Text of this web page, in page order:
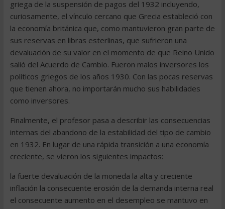
griega de la suspensión de pagos del 1932 incluyendo,
curiosamente, el vínculo cercano que Grecia estableció con
la economía británica que, como mantuvieron gran parte de
sus reservas en libras esterlinas, que sufrieron una
devaluación de su valor en el momento de que Reino Unido
salió del Acuerdo de Cambio. Fueron malos inversores los
políticos griegos de los años 1930. Con las pocas reservas
que tienen ahora, no importarán mucho sus habilidades
como inversores.
Finalmente, el profesor pasa a describir las consecuencias
internas del abandono de la estabilidad del tipo de cambio
en 1932. En lugar de una rápida transición a una economía
creciente, se vieron los siguientes impactos:
la fuerte devaluación de la moneda la alta y creciente
inflación la consecuente erosión de la demanda interna real
el consecuente aumento en el desempleo se mantuvo en